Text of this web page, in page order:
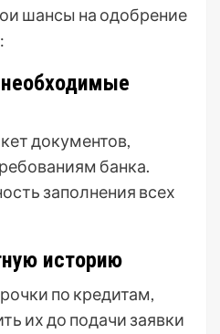
шансы на одобрение
документов,
банка.
заполнения всех
историю
по кредитам,
их до подачи заявки